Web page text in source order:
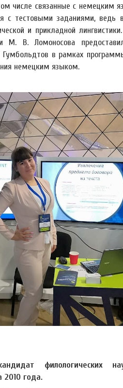
числе связанные с немецким
с тестовыми заданиями,
и прикладной
М. В. Ломоносова
Гумбольдтов в рамках
немецким языком.
филологических
2010 года.